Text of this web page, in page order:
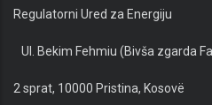
Regulatorni Ured za Energiju
Ul. Bekim Fehmiu (Bivša zgarda
2 sprat, 10000 Pristina, Kosovë